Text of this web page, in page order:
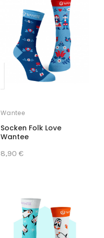
Wantee
Socken Folk Love
Wantee
8,90 €